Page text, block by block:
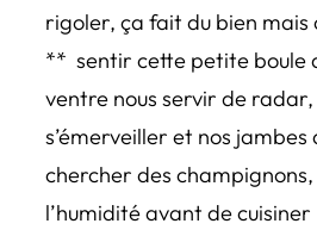
rigoler, ça fait du bien mais
** sentir cette petite boule
ventre nous servir de radar,
s’émerveiller et nos
chercher des
l’humidité avant de